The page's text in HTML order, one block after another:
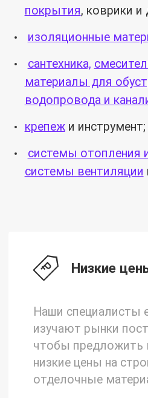
покрытия, коврики
изоляционные
сантехника,
материалы для
водопровода и
крепежи инструмент;
системы отопления
системы вентиляции
Низкие
Наши специалисты
изучают рынки
чтобы предложить
низкие цены на
отделочные